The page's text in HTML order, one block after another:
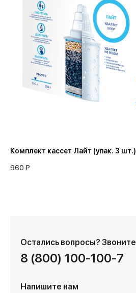
Комплект кассет Лайт (упак. 3 шт.)
960 ₽
Остались вопросы? Звоните
8 (800) 100-100-7
Напишите нам